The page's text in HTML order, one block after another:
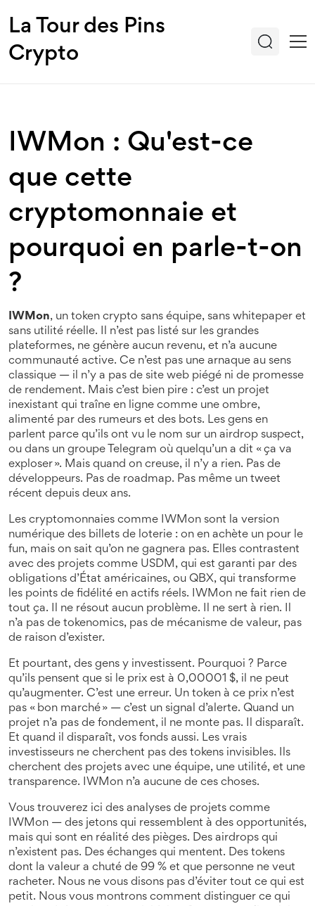
La Tour des Pins
Crypto
IWMon : Qu'est-ce
que cette
cryptomonnaie et
pourquoi en parle-t-on
?
IWMon, un token crypto sans équipe, sans whitepaper et
sans utilité réelle. Il n’est pas listé sur les grandes
plateformes, ne génère aucun revenu, et n’a aucune
communauté active. Ce n’est pas une arnaque au sens
classique — il n’y a pas de site web piégé ni de promesse
de rendement. Mais c’est bien pire : c’est un projet
inexistant qui traîne en ligne comme une ombre,
alimenté par des rumeurs et des bots. Les gens en
parlent parce qu’ils ont vu le nom sur un airdrop suspect,
ou dans un groupe Telegram où quelqu’un a dit « ça va
exploser ». Mais quand on creuse, il n’y a rien. Pas de
développeurs. Pas de roadmap. Pas même un tweet
récent depuis deux ans.
Les cryptomonnaies comme IWMon sont la version
numérique des billets de loterie : on en achète un pour le
fun, mais on sait qu’on ne gagnera pas. Elles contrastent
avec des projets comme USDM , qui est garanti par des
obligations d’État américaines, ou QBX, qui transforme
les points de fidélité en actifs réels. IWMon ne fait rien de
tout ça. Il ne résout aucun problème. Il ne sert à rien. Il
n’a pas de tokenomics, pas de mécanisme de valeur, pas
de raison d’exister.
Et pourtant, des gens y investissent. Pourquoi ? Parce
qu’ils pensent que si le prix est à 0,00001 $, il ne peut
qu’augmenter. C’est une erreur. Un token à ce prix n’est
pas « bon marché » — c’est un signal d’alerte. Quand un
projet n’a pas de fondement, il ne monte pas. Il disparaît.
Et quand il disparaît, vos fonds aussi. Les vrais
investisseurs ne cherchent pas des tokens invisibles. Ils
cherchent des projets avec une équipe, une utilité, et une
transparence. IWMon n’a aucune de ces choses.
Vous trouverez ici des analyses de projets comme
IWMon — des jetons qui ressemblent à des opportunités,
mais qui sont en réalité des pièges. Des airdrops qui
n’existent pas. Des échanges qui mentent. Des tokens
dont la valeur a chuté de 99 % et que personne ne veut
racheter. Nous ne vous disons pas d’éviter tout ce qui est
petit. Nous vous montrons comment distinguer ce qui